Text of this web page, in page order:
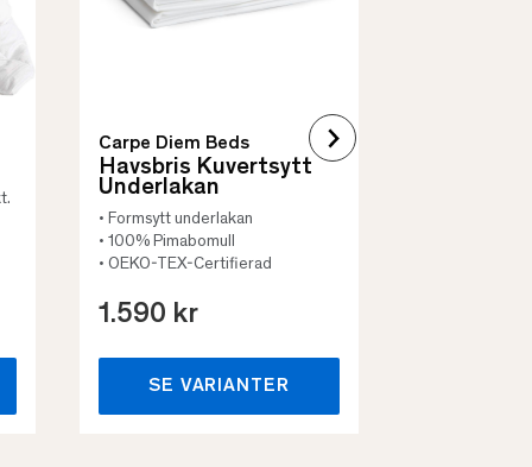
Carpe Diem Beds
Havsbris Kuvertsytt
Underlakan
• Formsytt underlakan
• 100% Pimabomull
• OEKO-TEX-Certifierad
1.590 kr
SE VARIANTER